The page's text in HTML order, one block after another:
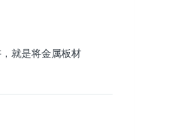
就是将金属板材